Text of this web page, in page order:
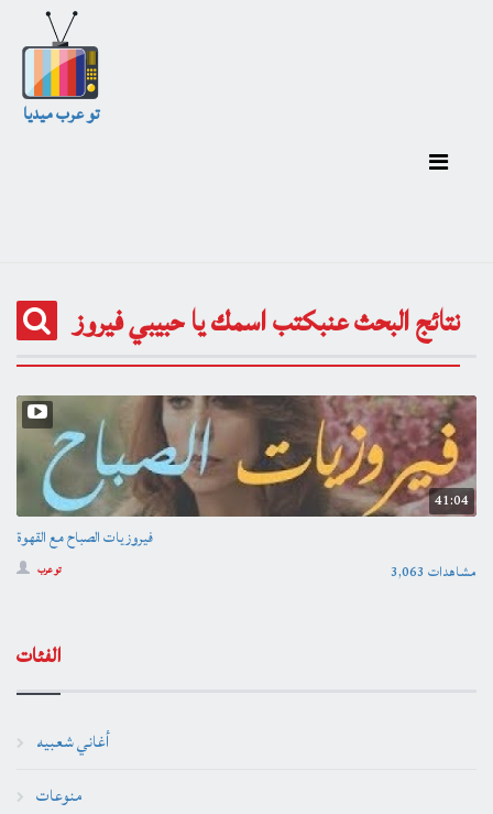
تو عرب ميديا
نتائج البحث عنبكتب اسمك يا حبيبي فيروز
41:04
فيروزيات الصباح مع القهوة
تو عرب 3,063 مشاهدات
الفئات
أغاني شعبيه
منوعات